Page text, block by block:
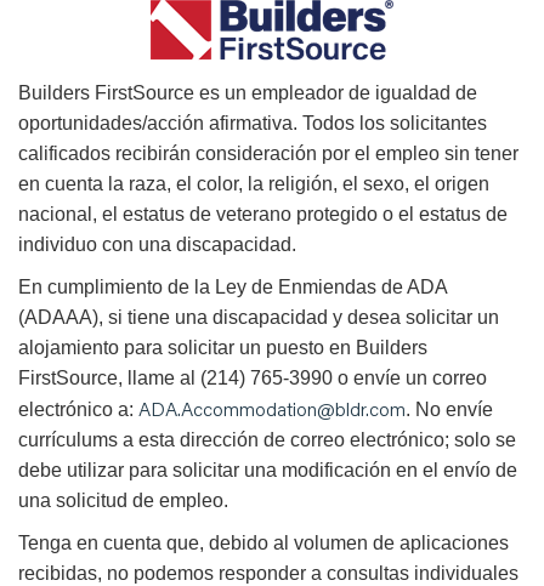
Builders FirstSource es un empleador de igualdad de
oportunidades/acción afirmativa. Todos los solicitantes
calificados recibirán consideración por el empleo sin tener
en cuenta la raza, el color, la religión, el sexo, el origen
nacional, el estatus de veterano protegido o el estatus de
individuo con una discapacidad.
En cumplimiento de la Ley de Enmiendas de ADA
(ADAAA), si tiene una discapacidad y desea solicitar un
alojamiento para solicitar un puesto en Builders
FirstSource, llame al (214) 765-3990 o envíe un correo
electrónico a: ADA.Accommodation@bldr.com. No envíe
currículums a esta dirección de correo electrónico; solo se
debe utilizar para solicitar una modificación en el envío de
una solicitud de empleo.
Tenga en cuenta que, debido al volumen de aplicaciones
recibidas, no podemos responder a consultas individuales